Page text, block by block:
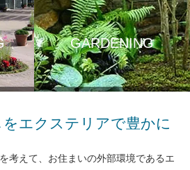
GARDENING
エクステリアで豊かに
考えて、お住まいの外部環境であるエ